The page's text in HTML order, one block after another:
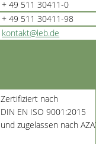
+ 49 511 30411-0
+ 49 511 30411-98
kontakt@leb.de
Zertifiziert nach
DIN EN ISO 9001:2015
und zugelassen nach AZAV